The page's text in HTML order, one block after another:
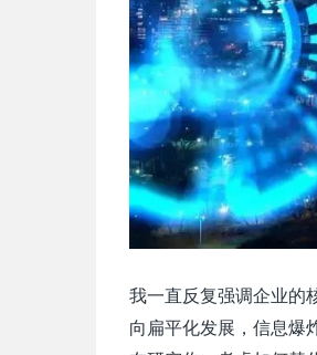
我一直反复强调企业的
向扁平化发展，信息爆